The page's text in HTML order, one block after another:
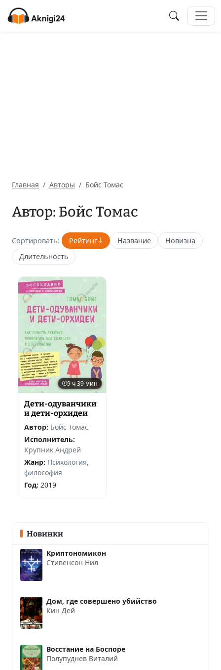
Главная Авторы Бойс Томас
Автор: Бойс Томас
Сортировать: Рейтинг Название
Новизна
Длительность
9 ч 39 мин
Дети-одуванчики
и дети-орхидеи
Автор: Бойс Томас
Исполнитель:
Крупник Андрей
Жанр: Психология,
философия
Год: 2019
Новинки
Криптономикон
Стивенсон Нил
Дом, где совершено убийство
Кин Дей
Восстание на Боспоре
Полупуднев Виталий